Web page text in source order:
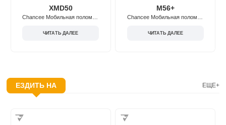
XMD50
Chancee Мобильная поломоечная машина XMD50
ЧИТАТЬ ДАЛЕЕ
М56+
Chancee Мобильная поломоечная машина M56+ с батарейным питанием
ЧИТАТЬ ДАЛЕЕ
ЕЗДИТЬ НА ЕЩЕ+